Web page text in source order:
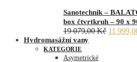
Sanotechnik –
box čtvrtkruh – 90 x
19 079,00Kč Původní
11
Hydromasážní vany
KATEGORIE
Asymetrické